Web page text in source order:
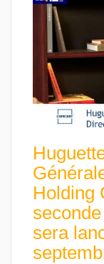
Holding
sera